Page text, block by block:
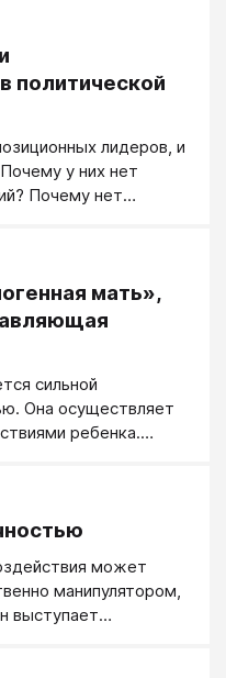
политической
лидеров, и
у них нет
Почему нет
мать»,
сильной
Она осуществляет
ребенка.
написанного плана. В
и амбивалентность
может
манипулятором,
выступает